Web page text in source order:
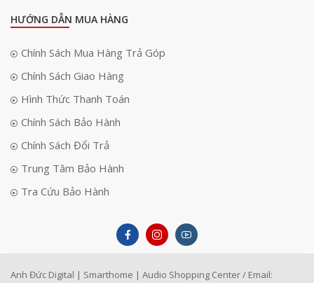
Hiệu suất UPS gần như tức thời
Thiết bị được trang bị chế độ UPS online với thời gian chuyển mạch 0ms
cũng có thời gian chuyển rất nhanh, dưới 20ms. Điều này đặc biệt quan
trọng đối với các thiết bị điện tử nhạy cảm như máy tính hoặc hệ thống
sự cố mất điện đột ngột.
HƯỚNG DẪN MUA HÀNG
Chính Sách Mua Hàng Trả Góp
Chính Sách Giao Hàng
Hình Thức Thanh Toán
Chính Sách Bảo Hành
Chính Sách Đổi Trả
Trung Tâm Bảo Hành
Tra Cứu Bảo Hành
Anh Đức Digital | Smarthome | Audio Shopping Center / Email: